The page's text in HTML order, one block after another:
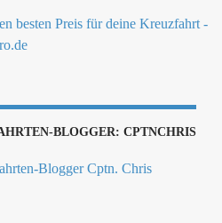
BLOGGER: CPTNCHRIS